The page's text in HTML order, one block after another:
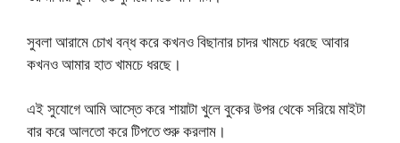
সুবলা আরামে চোখ বন্ধ করে কখনও বিছানার চাদর খামচে ধরছে আবার
কখনও আমার হাত খামচে ধরছে।
এই সুযোগে আমি আস্তে করে শায়াটা খুলে বুকের উপর থেকে সরিয়ে মাইটা
বার করে আলতো করে টিপতে শুরু করলাম।